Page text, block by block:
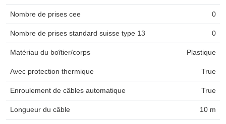
Nombre de prises cee 0
Nombre de prises standard suisse type 13 0
Matériau du boîtier/corps Plastique
Avec protection thermique True
Enroulement de câbles automatique True
Longueur du câble 10 m